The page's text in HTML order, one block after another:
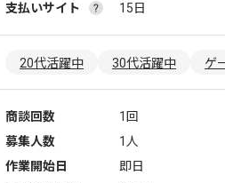
支払いサイト
15日
20代活躍中 30代活躍中 ゲ
商談回数
1回
募集人数
1人
作業開始日
即日